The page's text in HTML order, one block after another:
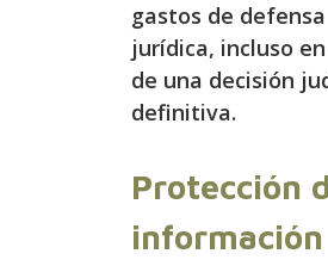
gastos de defensa
jurídica, incluso
de una decisión
definitiva.
Protección
información